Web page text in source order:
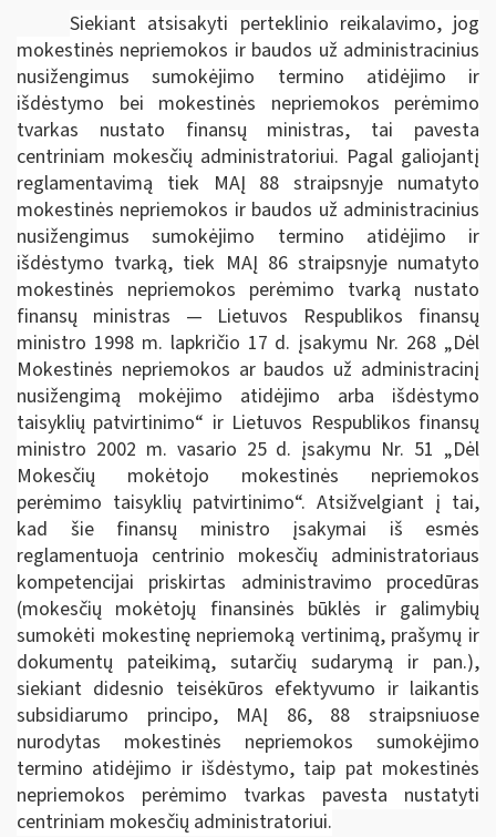
Siekiant atsisakyti perteklinio reikalavimo, jog
mokestinės nepriemokos ir baudos už administracinius
nusižengimus sumokėjimo termino atidėjimo ir
išdėstymo bei mokestinės nepriemokos perėmimo
tvarkas nustato finansų ministras, tai pavesta
centriniam mokesčių administratoriui. Pagal galiojantį
reglamentavimą tiek MAĮ 88 straipsnyje numatyto
mokestinės nepriemokos ir baudos už administracinius
nusižengimus sumokėjimo termino atidėjimo ir
išdėstymo tvarką, tiek MAĮ 86 straipsnyje numatyto
mokestinės nepriemokos perėmimo tvarką nustato
finansų ministras — Lietuvos Respublikos finansų
ministro 1998 m. lapkričio 17 d. įsakymu Nr. 268 „Dėl
Mokestinės nepriemokos ar baudos už administracinį
nusižengimą mokėjimo atidėjimo arba išdėstymo
taisyklių patvirtinimo“ ir Lietuvos Respublikos finansų
ministro 2002 m. vasario 25 d. įsakymu Nr. 51 „Dėl
Mokesčių mokėtojo mokestinės nepriemokos
perėmimo taisyklių patvirtinimo“. Atsižvelgiant į tai,
kad šie finansų ministro įsakymai iš esmės
reglamentuoja centrinio mokesčių administratoriaus
kompetencijai priskirtas administravimo procedūras
(mokesčių mokėtojų finansinės būklės ir galimybių
sumokėti mokestinę nepriemoką vertinimą, prašymų ir
dokumentų pateikimą, sutarčių sudarymą ir pan.),
siekiant didesnio teisėkūros efektyvumo ir laikantis
subsidiarumo principo, MAĮ 86, 88 straipsniuose
nurodytas mokestinės nepriemokos sumokėjimo
termino atidėjimo ir išdėstymo, taip pat mokestinės
nepriemokos perėmimo tvarkas pavesta nustatyti
centriniam mokesčių administratoriui.